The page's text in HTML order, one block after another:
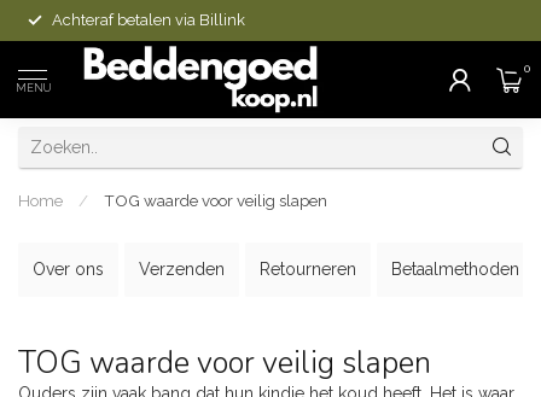
Achteraf betalen via Billink
MENU
0
Home / TOG waarde voor veilig slapen
Over ons Verzenden Retourneren Betaalmethoden
TOG waarde voor veilig slapen